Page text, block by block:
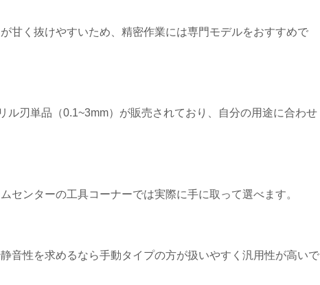
甘く抜けやすいため、精密作業には専門モデルをおすすめで
ル刃単品（0.1~3mm）が販売されており、自分の用途に合わせ
センターの工具コーナーでは実際に手に取って選べます。
音性を求めるなら手動タイプの方が扱いやすく汎用性が高いで